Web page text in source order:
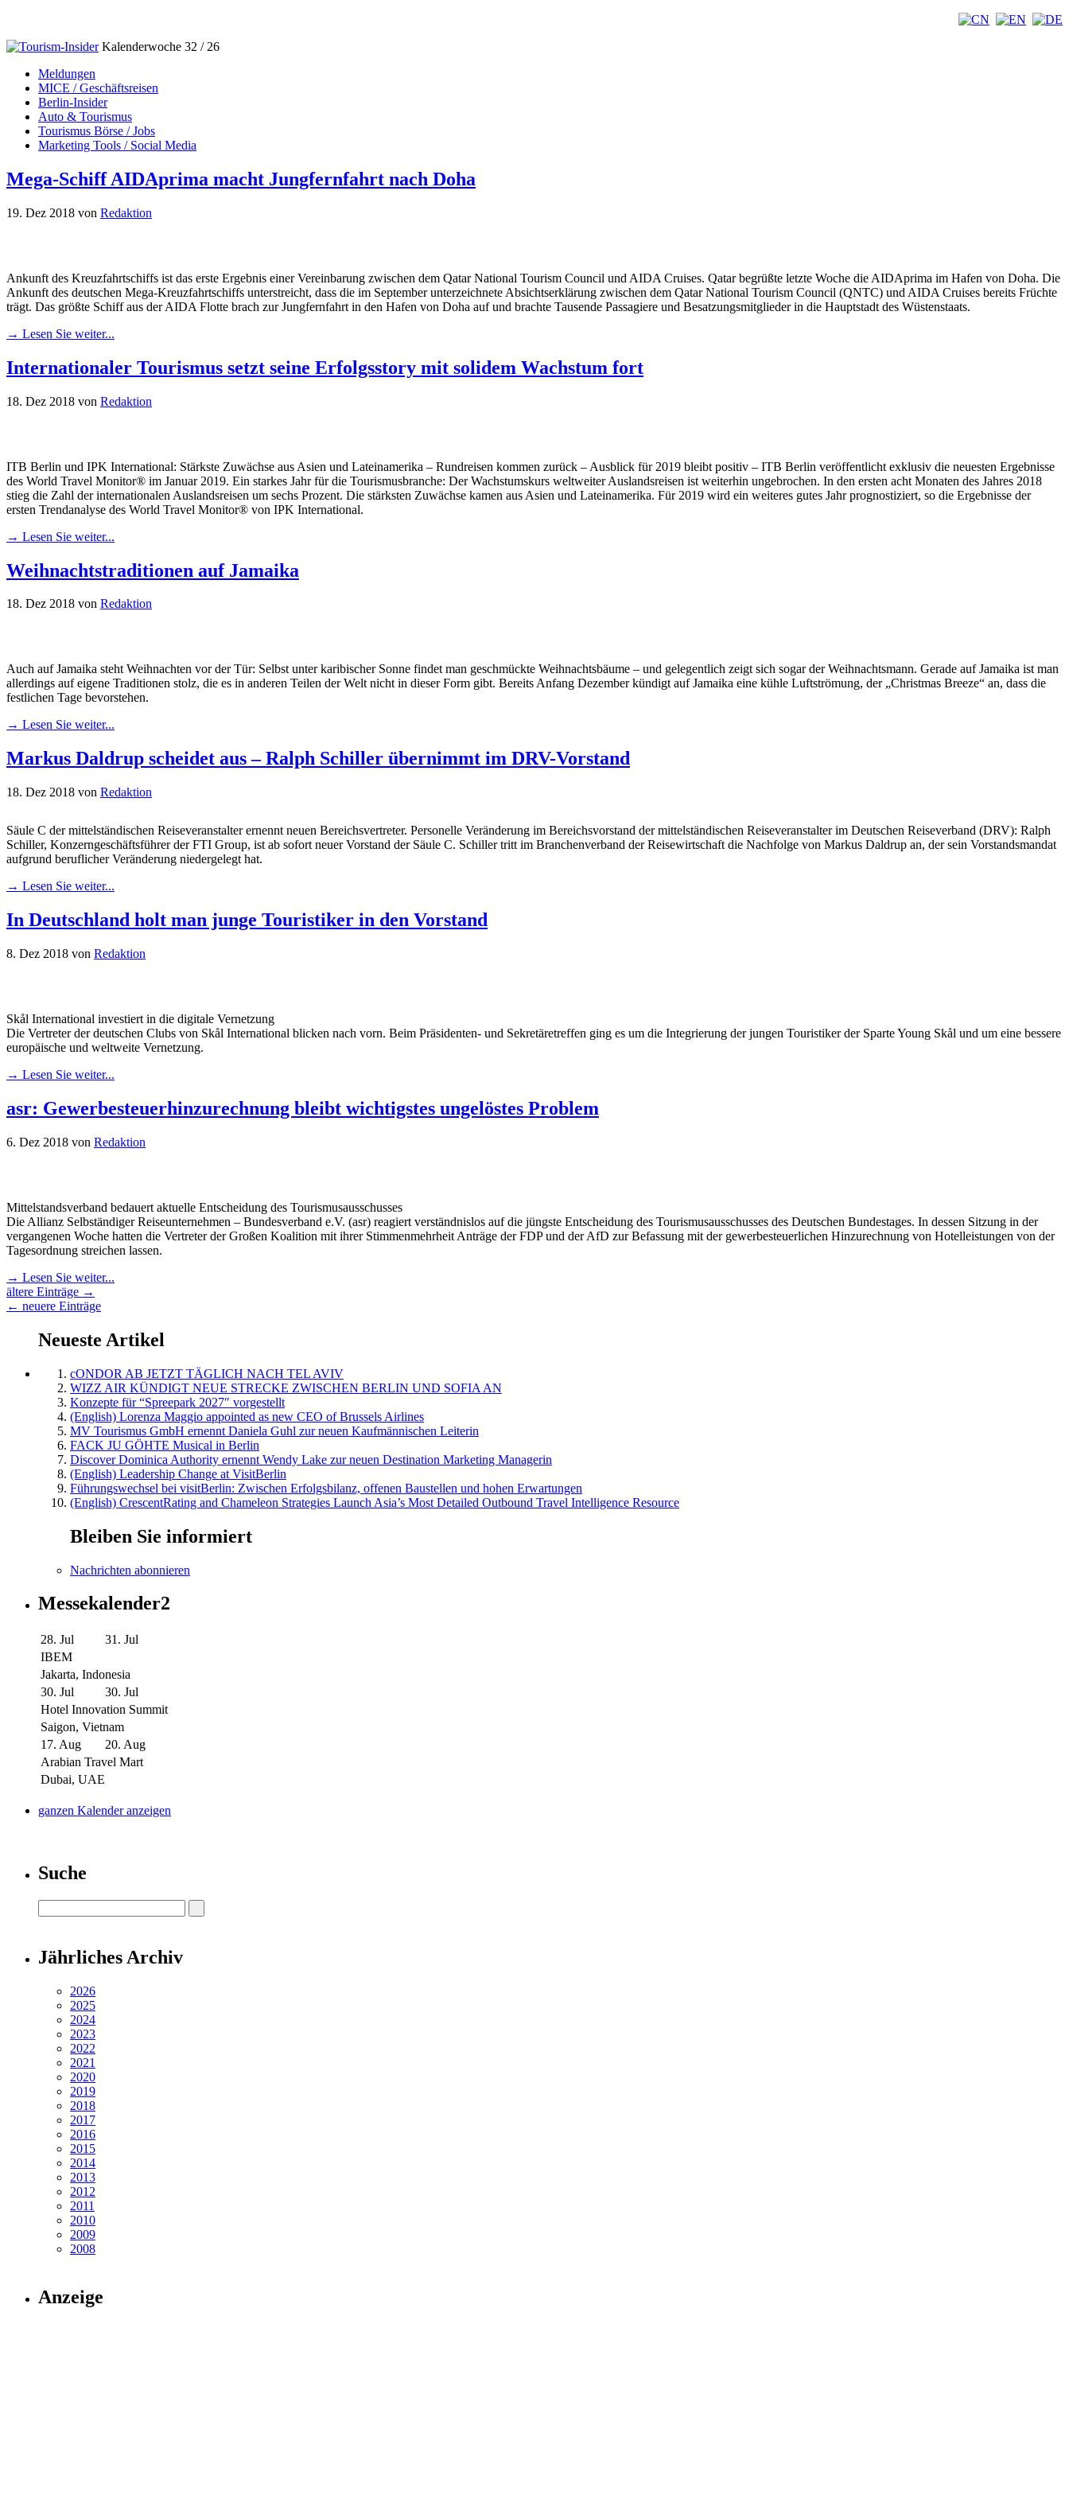
Kalenderwoche 32 / 26
Meldungen
MICE / Geschäftsreisen
Berlin-Insider
Auto & Tourismus
Tourismus Börse / Jobs
Marketing Tools / Social Media
Mega-Schiff AIDAprima macht Jungfernfahrt nach Doha
19. Dez 2018 von Redaktion
Ankunft des Kreuzfahrtschiffs ist das erste Ergebnis einer Vereinbarung zwischen dem Qatar National Tourism Council und AIDA Cruises. Qatar begrüßte letzte Woche die AIDAprima im Hafen von Doha. Die
Ankunft des deutschen Mega-Kreuzfahrtschiffs unterstreicht, dass die im September unterzeichnete Absichtserklärung zwischen dem Qatar National Tourism Council (QNTC) und AIDA Cruises bereits Früchte
trägt. Das größte Schiff aus der AIDA Flotte brach zur Jungfernfahrt in den Hafen von Doha auf und brachte Tausende Passagiere und Besatzungsmitglieder in die Hauptstadt des Wüstenstaats.
→ Lesen Sie weiter...
Internationaler Tourismus setzt seine Erfolgsstory mit solidem Wachstum fort
18. Dez 2018 von Redaktion
ITB Berlin und IPK International: Stärkste Zuwächse aus Asien und Lateinamerika – Rundreisen kommen zurück – Ausblick für 2019 bleibt positiv – ITB Berlin veröffentlicht exklusiv die neuesten Ergebnisse
des World Travel Monitor® im Januar 2019. Ein starkes Jahr für die Tourismusbranche: Der Wachstumskurs weltweiter Auslandsreisen ist weiterhin ungebrochen. In den ersten acht Monaten des Jahres 2018
stieg die Zahl der internationalen Auslandsreisen um sechs Prozent. Die stärksten Zuwächse kamen aus Asien und Lateinamerika. Für 2019 wird ein weiteres gutes Jahr prognostiziert, so die Ergebnisse der
ersten Trendanalyse des World Travel Monitor® von IPK International.
→ Lesen Sie weiter...
Weihnachtstraditionen auf Jamaika
18. Dez 2018 von Redaktion
Auch auf Jamaika steht Weihnachten vor der Tür: Selbst unter karibischer Sonne findet man geschmückte Weihnachtsbäume – und gelegentlich zeigt sich sogar der Weihnachtsmann. Gerade auf Jamaika ist man
allerdings auf eigene Traditionen stolz, die es in anderen Teilen der Welt nicht in dieser Form gibt. Bereits Anfang Dezember kündigt auf Jamaika eine kühle Luftströmung, der „Christmas Breeze“ an, dass die
festlichen Tage bevorstehen.
→ Lesen Sie weiter...
Markus Daldrup scheidet aus – Ralph Schiller übernimmt im DRV-Vorstand
18. Dez 2018 von Redaktion
Säule C der mittelständischen Reiseveranstalter ernennt neuen Bereichsvertreter. Personelle Veränderung im Bereichsvorstand der mittelständischen Reiseveranstalter im Deutschen Reiseverband (DRV): Ralph
Schiller, Konzerngeschäftsführer der FTI Group, ist ab sofort neuer Vorstand der Säule C. Schiller tritt im Branchenverband der Reisewirtschaft die Nachfolge von Markus Daldrup an, der sein Vorstandsmandat
aufgrund beruflicher Veränderung niedergelegt hat.
→ Lesen Sie weiter...
In Deutschland holt man junge Touristiker in den Vorstand
8. Dez 2018 von Redaktion
Skål International investiert in die digitale Vernetzung
Die Vertreter der deutschen Clubs von Skål International blicken nach vorn. Beim Präsidenten- und Sekretäretreffen ging es um die Integrierung der jungen Touristiker der Sparte Young Skål und um eine bessere
europäische und weltweite Vernetzung.
→ Lesen Sie weiter...
asr: Gewerbesteuerhinzurechnung bleibt wichtigstes ungelöstes Problem
6. Dez 2018 von Redaktion
Mittelstandsverband bedauert aktuelle Entscheidung des Tourismusausschusses
Die Allianz Selbständiger Reiseunternehmen – Bundesverband e.V. (asr) reagiert verständnislos auf die jüngste Entscheidung des Tourismusausschusses des Deutschen Bundestages. In dessen Sitzung in der
vergangenen Woche hatten die Vertreter der Großen Koalition mit ihrer Stimmenmehrheit Anträge der FDP und der AfD zur Befassung mit der gewerbesteuerlichen Hinzurechnung von Hotelleistungen von der
Tagesordnung streichen lassen.
→ Lesen Sie weiter...
ältere Einträge →
← neuere Einträge
Neueste Artikel
cONDOR AB JETZT TÄGLICH NACH TEL AVIV
WIZZ AIR KÜNDIGT NEUE STRECKE ZWISCHEN BERLIN UND SOFIA AN
Konzepte für “Spreepark 2027″ vorgestellt
(English) Lorenza Maggio appointed as new CEO of Brussels Airlines
MV Tourismus GmbH ernennt Daniela Guhl zur neuen Kaufmännischen Leiterin
FACK JU GÖHTE Musical in Berlin
Discover Dominica Authority ernennt Wendy Lake zur neuen Destination Marketing Managerin
(English) Leadership Change at VisitBerlin
Führungswechsel bei visitBerlin: Zwischen Erfolgsbilanz, offenen Baustellen und hohen Erwartungen
(English) CrescentRating and Chameleon Strategies Launch Asia’s Most Detailed Outbound Travel Intelligence Resource
Bleiben Sie informiert
Nachrichten abonnieren
Messekalender2
28. Jul
31. Jul
IBEM
Jakarta, Indonesia
30. Jul
30. Jul
Hotel Innovation Summit
Saigon, Vietnam
17. Aug
20. Aug
Arabian Travel Mart
Dubai, UAE
ganzen Kalender anzeigen
Suche
Jährliches Archiv
2026
2025
2024
2023
2022
2021
2020
2019
2018
2017
2016
2015
2014
2013
2012
2011
2010
2009
2008
Anzeige